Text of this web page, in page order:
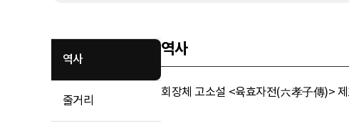
역사
줄거리
역사
회장체 고소설 <육효자전(六孝子傳)>